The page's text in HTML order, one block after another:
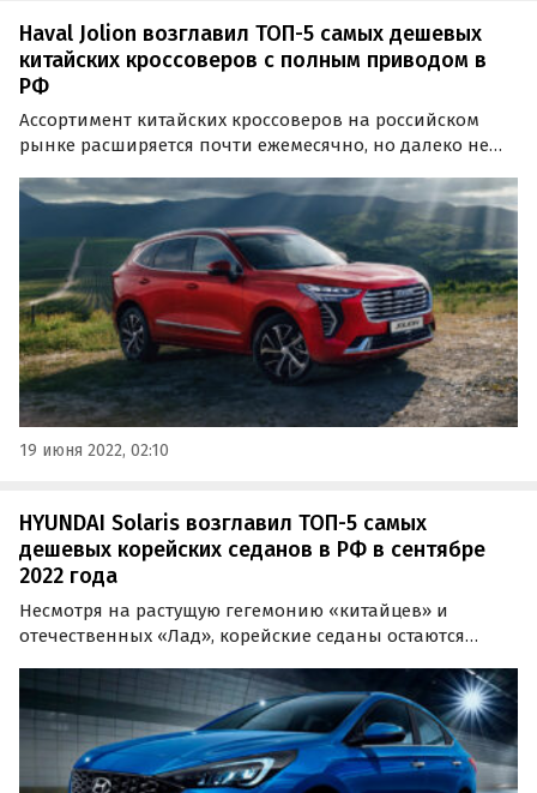
Haval Jolion возглавил ТОП-5 самых дешевых
китайских кроссоверов с полным приводом в
РФ
Ассортимент китайских кроссоверов на российском
рынке расширяется почти ежемесячно, но далеко не
привод.
19 июня 2022, 02:10
HYUNDAI Solaris возглавил ТОП-5 самых
дешевых корейских седанов в РФ в сентябре
2022 года
Несмотря на растущую гегемонию «китайцев» и
отечественных «Лад», корейские седаны остаются
Изучив этот сегмент подробнее, портал «Автоновости
дня» составил ТОП-5 самых доступных седанов
корейских марок в…